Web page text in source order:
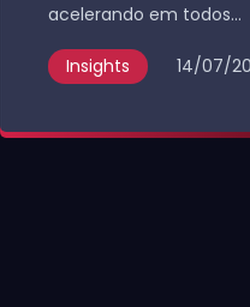
acelerando em todos...
Insights 14/07/